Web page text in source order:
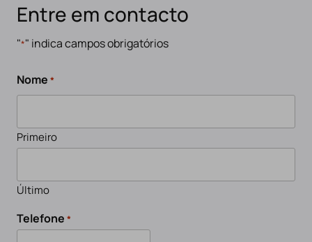
Entre em contacto
"*" indica campos obrigatórios
Nome *
Primeiro
Último
Telefone *